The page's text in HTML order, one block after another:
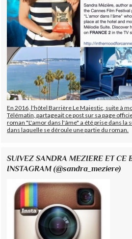
En 2016, l'hôtel Barrière Le Majestic, suite à
Télématin, partageait ce post sur sa page
roman "L'amor dans l'âme" a été prise dans la
dans laquelle se déroule une partie du roman.
SUIVEZ SANDRA MEZIERE ET CE
INSTAGRAM (@sandra_meziere)